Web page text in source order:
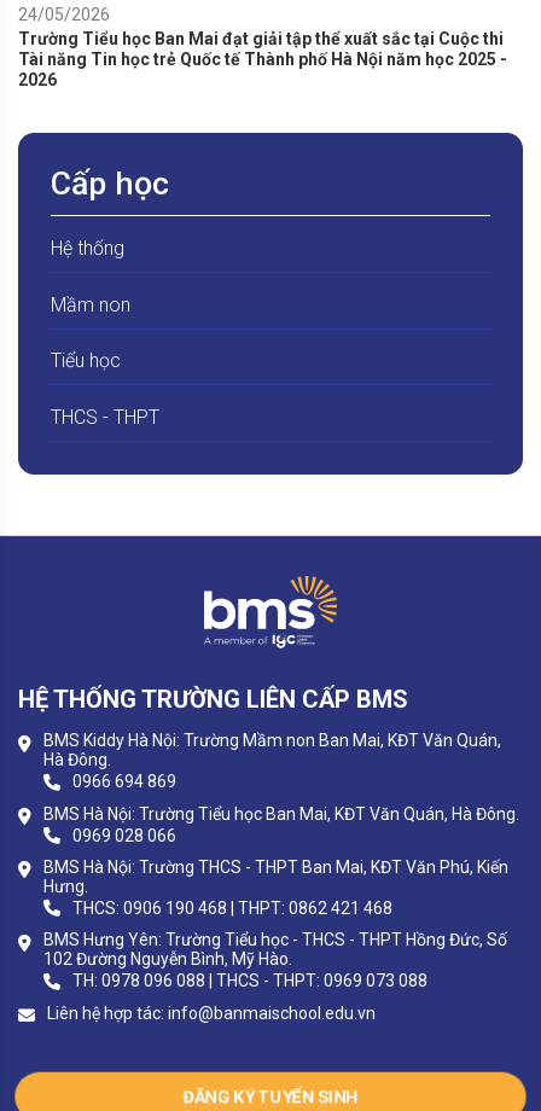
24/05/2026
Trường Tiểu học Ban Mai đạt giải tập thể xuất sắc tại Cuộc thi
Tài năng Tin học trẻ Quốc tế Thành phố Hà Nội năm học 2025 -
2026
Cấp học
Hệ thống
Mầm non
Tiểu học
THCS - THPT
HỆ THỐNG TRƯỜNG LIÊN CẤP BMS
BMS Kiddy Hà Nội: Trường Mầm non Ban Mai, KĐT Văn Quán,
Hà Đông.
0966 694 869
BMS Hà Nội: Trường Tiểu học Ban Mai, KĐT Văn Quán, Hà Đông.
0969 028 066
BMS Hà Nội: Trường THCS - THPT Ban Mai, KĐT Văn Phú, Kiến
Hưng.
THCS: 0906 190 468 | THPT: 0862 421 468
BMS Hưng Yên: Trường Tiểu học - THCS - THPT Hồng Đức, Số
102 Đường Nguyễn Bình, Mỹ Hào.
TH: 0978 096 088 | THCS - THPT: 0969 073 088
Liên hệ hợp tác: info@banmaischool.edu.vn
ĐĂNG KÝ TUYỂN SINH